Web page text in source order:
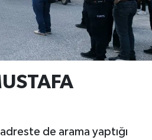
de arama yaptığı